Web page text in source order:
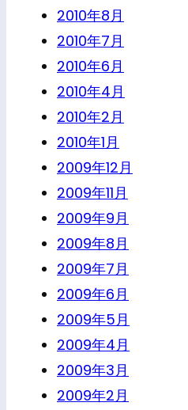
2010年8月
2010年7月
2010年6月
2010年4月
2010年2月
2010年1月
2009年12月
2009年11月
2009年9月
2009年8月
2009年7月
2009年6月
2009年5月
2009年4月
2009年3月
2009年2月